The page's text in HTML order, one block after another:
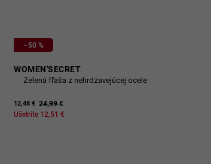
–50 %
WOMEN'SECRET
Zelená fľaša z nehrdzavejúcej ocele
12,48 € 24,99 €
Ušetríte 12,51 €